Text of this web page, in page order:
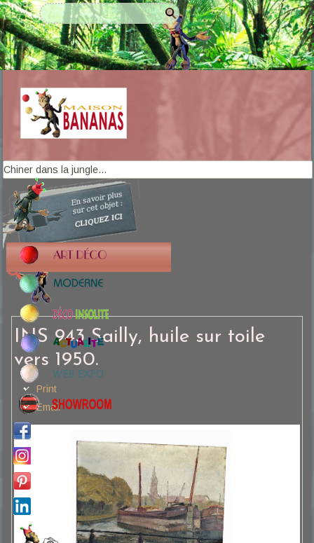
INS 943 Sailly, huile sur toile
vers 1950.
Print
Email